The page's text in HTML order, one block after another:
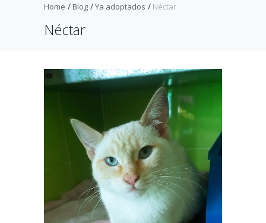
Home Blog Ya adoptados Néctar
Néctar